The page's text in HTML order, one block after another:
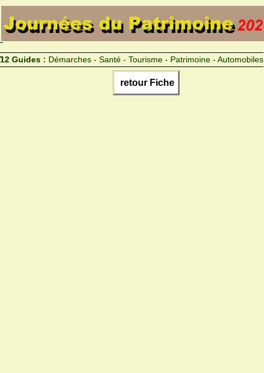
12 Guides : Démarches - Santé - Tourisme - Patrimoine - Automobiles
retour Fiche